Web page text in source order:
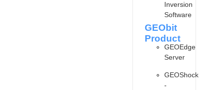
Inversion
Software
GEObit
Product
GEOEdge
Server
GEOShock
-